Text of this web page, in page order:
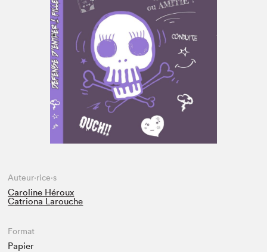
Espace médias
Auteur·rice·s
Caroline Héroux
Catriona Larouche
Format
Papier